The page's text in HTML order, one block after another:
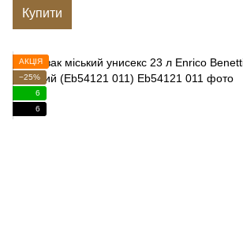
Купити
АКЦІЯ
−25%
6
6